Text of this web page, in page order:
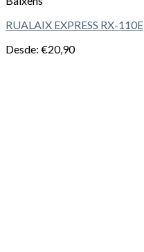
RUALAIX EXPRESS RX-110E
Desde: €20,90